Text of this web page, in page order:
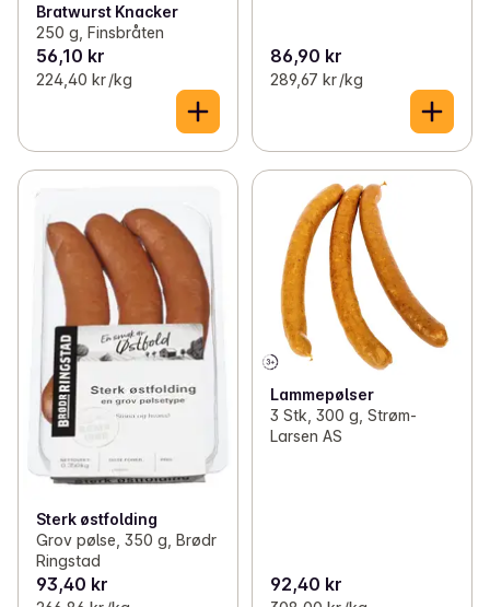
Bratwurst Knacker
250 g, Finsbråten
56,10 kr
224,40 kr /kg
86,90 kr
289,67 kr /kg
Sterk østfolding
Grov pølse, 350 g, Brødr
Ringstad
93,40 kr
Lammepølser
3 Stk, 300 g, Strøm-
Larsen AS
92,40 kr